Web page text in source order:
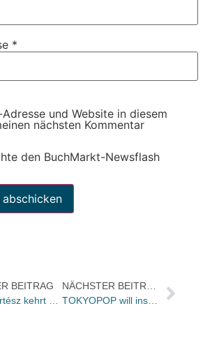
*
und Website in diesem
nächsten Kommentar
den BuchMarkt-Newsflash
BEITRAG